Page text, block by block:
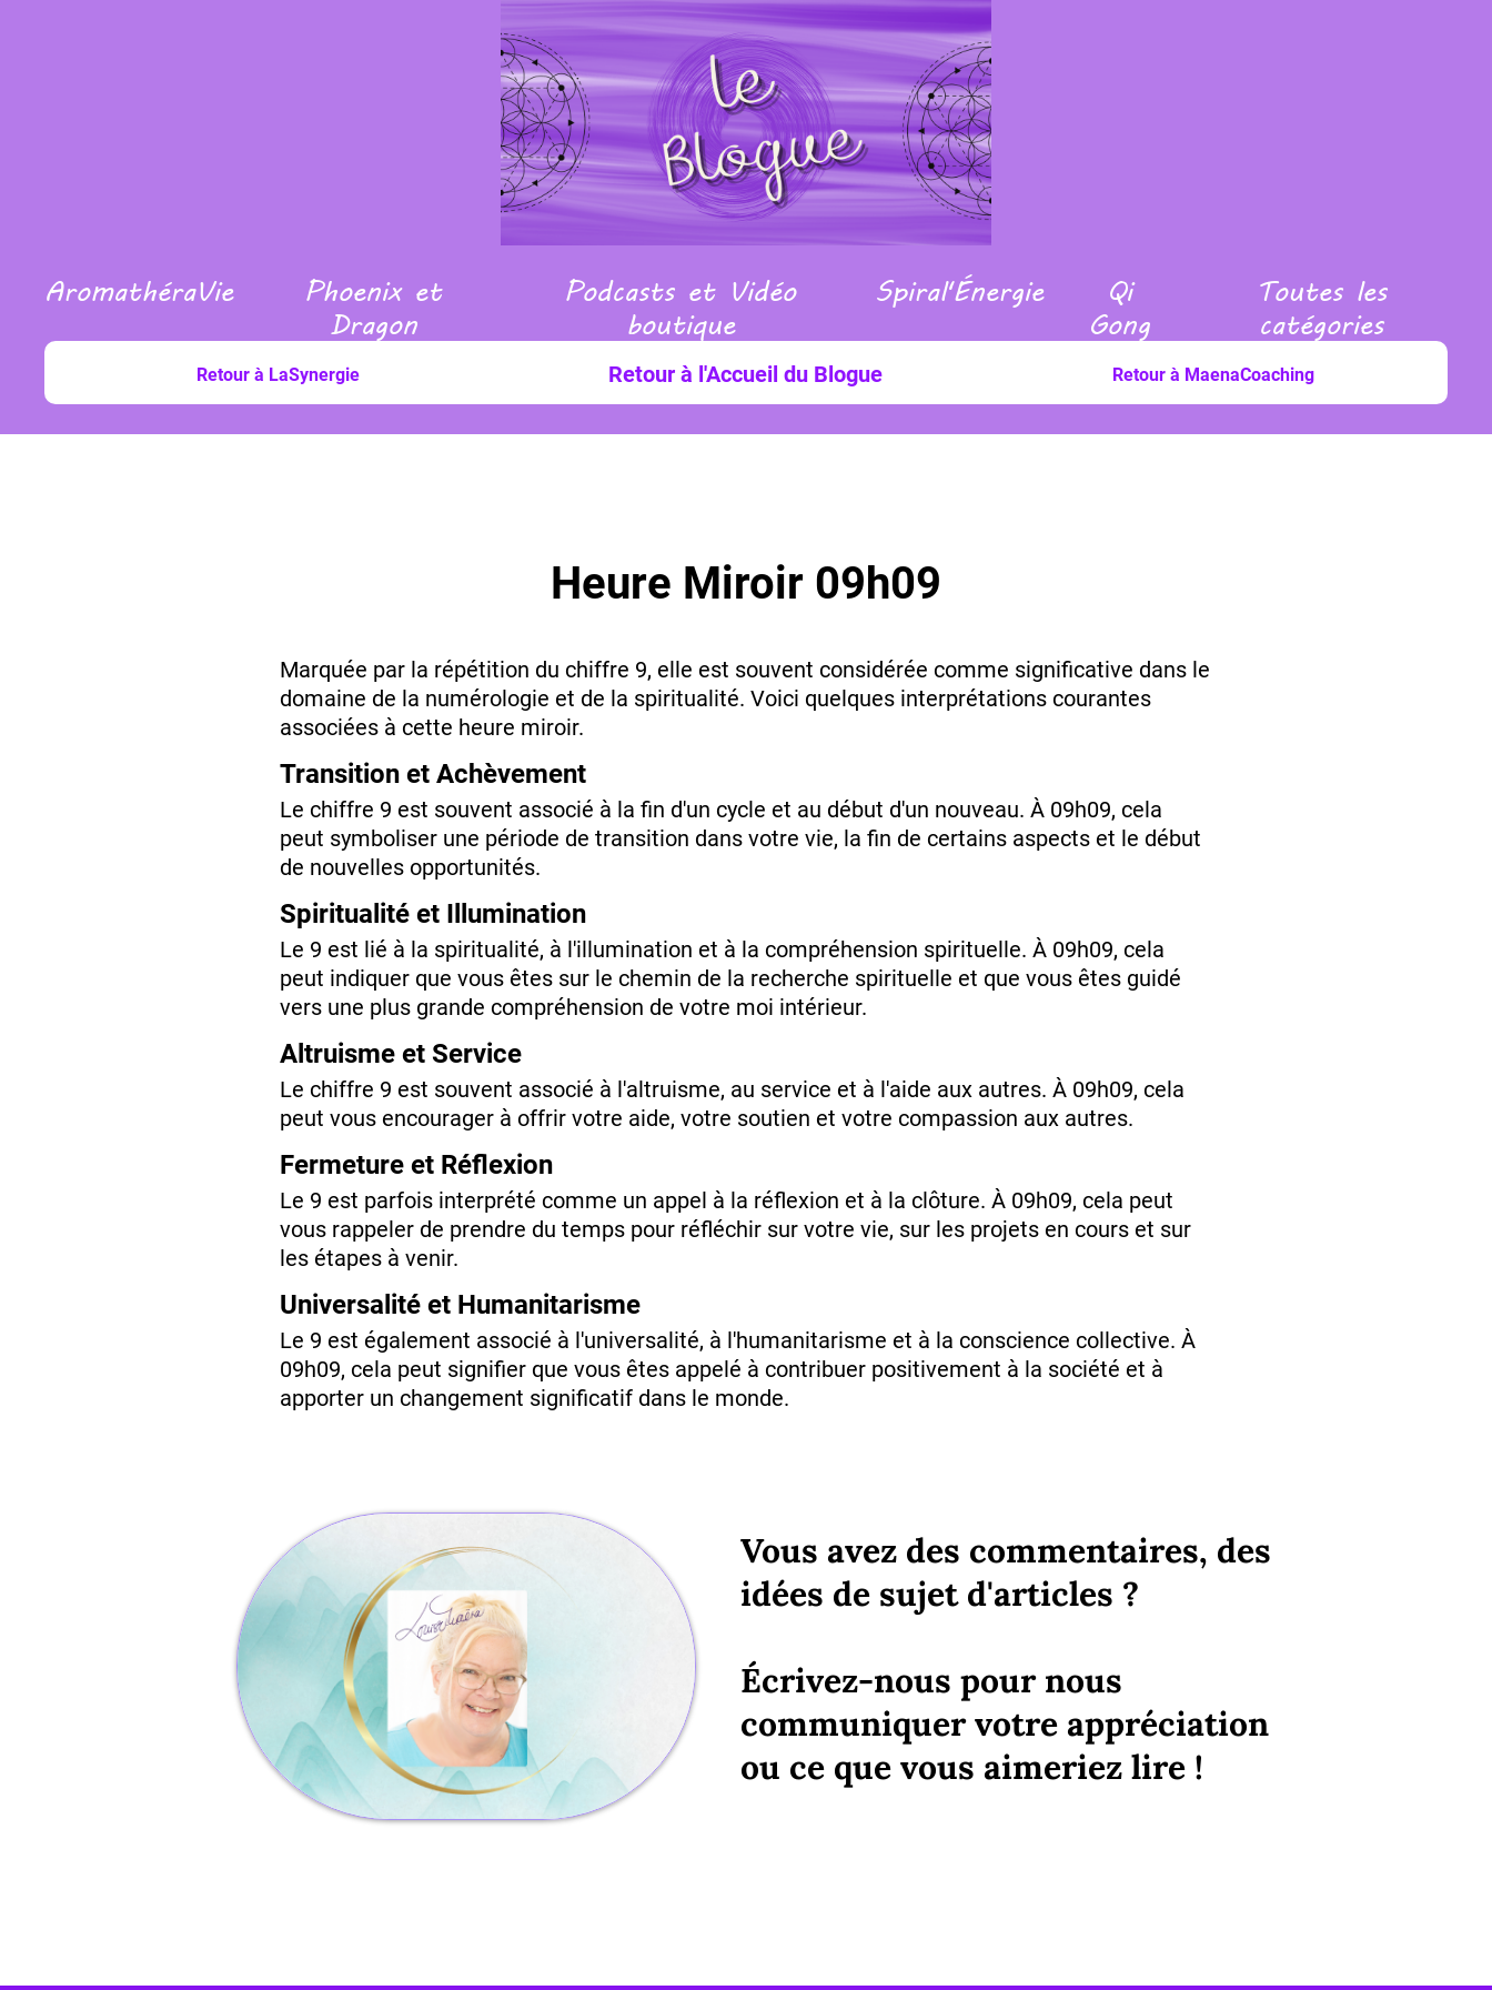
AromathéraVie
Phoenix et
Dragon
Podcasts et Vidéo
boutique
Spiral'Énergie
Qi
Gong
Toutes les
catégories
Retour à LaSynergie Retour à l'Accueil du Blogue Retour à MaenaCoaching
Heure Miroir 09h09
Marquée par la répétition du chiffre 9, elle est souvent considérée comme significative dans le
domaine de la numérologie et de la spiritualité. Voici quelques interprétations courantes
associées à cette heure miroir.
Transition et Achèvement
Le chiffre 9 est souvent associé à la fin d'un cycle et au début d'un nouveau. À 09h09, cela
peut symboliser une période de transition dans votre vie, la fin de certains aspects et le début
de nouvelles opportunités.
Spiritualité et Illumination
Le 9 est lié à la spiritualité, à l'illumination et à la compréhension spirituelle. À 09h09, cela
peut indiquer que vous êtes sur le chemin de la recherche spirituelle et que vous êtes guidé
vers une plus grande compréhension de votre moi intérieur.
Altruisme et Service
Le chiffre 9 est souvent associé à l'altruisme, au service et à l'aide aux autres. À 09h09, cela
peut vous encourager à offrir votre aide, votre soutien et votre compassion aux autres.
Fermeture et Réflexion
Le 9 est parfois interprété comme un appel à la réflexion et à la clôture. À 09h09, cela peut
vous rappeler de prendre du temps pour réfléchir sur votre vie, sur les projets en cours et sur
les étapes à venir.
Universalité et Humanitarisme
Le 9 est également associé à l'universalité, à l'humanitarisme et à la conscience collective. À
09h09, cela peut signifier que vous êtes appelé à contribuer positivement à la société et à
apporter un changement significatif dans le monde.
Vous avez des commentaires, des
idées de sujet d'articles ?
Écrivez-nous pour nous
communiquer votre appréciation
ou ce que vous aimeriez lire !